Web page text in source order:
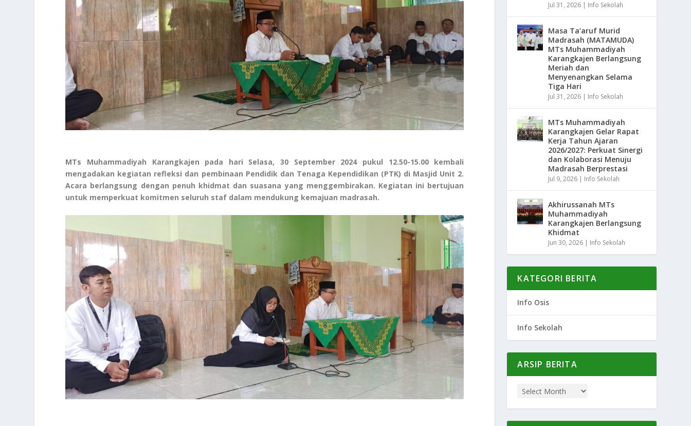
MTs Muhammadiyah Karangkajen pada hari Selasa, 30 September 2024 pukul 12.50-15.00 kembali
mengadakan kegiatan refleksi dan pembinaan Pendidik dan Tenaga Kependidikan (PTK) di Masjid Unit 2.
Acara berlangsung dengan penuh khidmat dan suasana yang menggembirakan. Kegiatan ini bertujuan
untuk memperkuat komitmen seluruh staf dalam mendukung kemajuan madrasah.
Jul 31, 2026 | Info Sekolah
Masa Ta’aruf Murid
Madrasah (MATAMUDA)
MTs Muhammadiyah
Karangkajen Berlangsung
Meriah dan
Menyenangkan Selama
Tiga Hari
Jul 31, 2026 | Info Sekolah
MTs Muhammadiyah
Karangkajen Gelar Rapat
Kerja Tahun Ajaran
2026/2027: Perkuat Sinergi
dan Kolaborasi Menuju
Madrasah Berprestasi
Jul 9, 2026 | Info Sekolah
Akhirussanah MTs
Muhammadiyah
Karangkajen Berlangsung
Khidmat
Jun 30, 2026 | Info Sekolah
KATEGORI BERITA
Info Osis
Info Sekolah
ARSIP BERITA